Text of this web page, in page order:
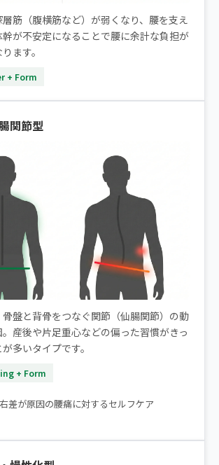
筋（腹横筋など）が弱くなり、腰を支え
が不安定になることで腰に余計な負担が
ます。
+ Form
関節型
盤と背骨をつなぐ関節（仙腸関節）の動
産後や片足重心などの偏った習慣がきっ
多いタイプです。
+ Form
痛｜痛みが楽になるストレッチ2選
差が原因の腰痛に対するセルフケア